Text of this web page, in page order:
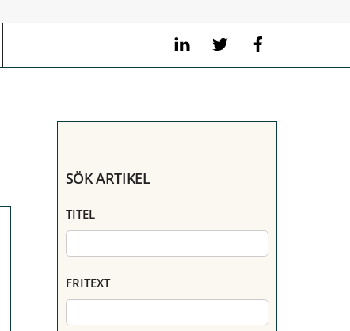
LinkedIn Twitter
SÖK ARTIKEL
TITEL
FRITEXT